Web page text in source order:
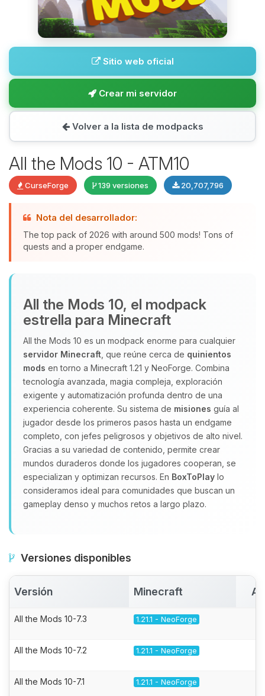
Sitio web oficial
Crear mi servidor
Volver a la lista de modpacks
All the Mods 10 - ATM10
CurseForge 139 versiones 20,707,796
Nota del desarrollador:
The top pack of 2026 with around 500 mods! Tons of
quests and a proper endgame.
All the Mods 10, el modpack
estrella para Minecraft
All the Mods 10 es un modpack enorme para cualquier
servidor Minecraft , que reúne cerca de quinientos
mods en torno a Minecraft 1.21 y NeoForge. Combina
tecnología avanzada, magia compleja, exploración
exigente y automatización profunda dentro de una
experiencia coherente. Su sistema de misiones guía al
jugador desde los primeros pasos hasta un endgame
completo, con jefes peligrosos y objetivos de alto nivel.
Gracias a su variedad de contenido, permite crear
mundos duraderos donde los jugadores cooperan, se
especializan y optimizan recursos. En BoxToPlay lo
consideramos ideal para comunidades que buscan un
gameplay denso y muchos retos a largo plazo.
Versiones disponibles
Versión Minecraft
All the Mods 10-7.3 1.21.1 - NeoForge
All the Mods 10-7.2 1.21.1 - NeoForge
All the Mods 10-7.1 1.21.1 - NeoForge
hablar! Soy Choupy, tu pequeno
asistente de BoxToPlay. Cuentame
pequenos circuitos para ayudarte.
07/08/2026 12:09